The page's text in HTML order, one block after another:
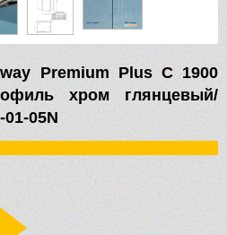
Premium Plus C 1900
хром глянцевый/
05N